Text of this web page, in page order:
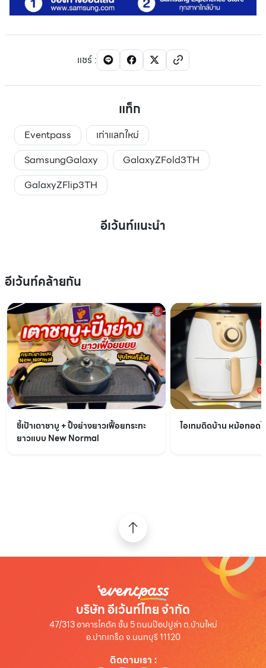
แชร์:
แท็ก
Eventpass
เก่าแลกใหม่
SamsungGalaxy
GalaxyZFold3TH
GalaxyZFlip3TH
อีเว้นท์แนะนำ
อีเว้นท์คล้ายกัน
ชี้เป้าเตาชาบู + ปิ้งย่างยาวเฟื้อยกระทะ
ยาวแบบ New Normal
ไอเทมติดบ้าน หม้อทอด
บริษัท อีเว้นท์ไทย จำกัด
47/313 อาคารไคตัค ชั้น 5 ถนนป๊อปปูล่า ต.บ้านใหม่
อ.ปากเกร็ด จ.นนทบุรี 11120
ติดตามเรา :